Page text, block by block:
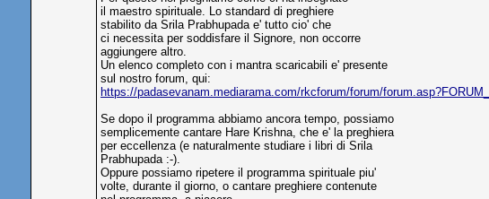
il maestro spirituale. Lo standard di preghiere
stabilito da Srila Prabhupada e' tutto cio' che
ci necessita per soddisfare il Signore, non occorre
aggiungere altro.
Un elenco completo con i mantra scaricabili e' presente
sul nostro forum, qui:
https://padasevanam.mediarama.com/rkcforum/forum/
Se dopo il programma abbiamo ancora tempo, possiamo
semplicemente cantare Hare Krishna, che e' la preghiera
per eccellenza (e naturalmente studiare i libri di Srila
Prabhupada :-).
Oppure possiamo ripetere il programma spirituale piu'
volte, durante il giorno, o cantare preghiere contenute